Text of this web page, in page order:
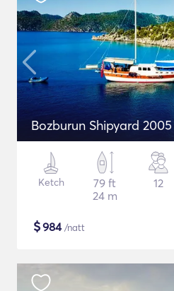
Bozburun Shipyard 2005
Ketch
79 ft
24 m
12
$984/natt